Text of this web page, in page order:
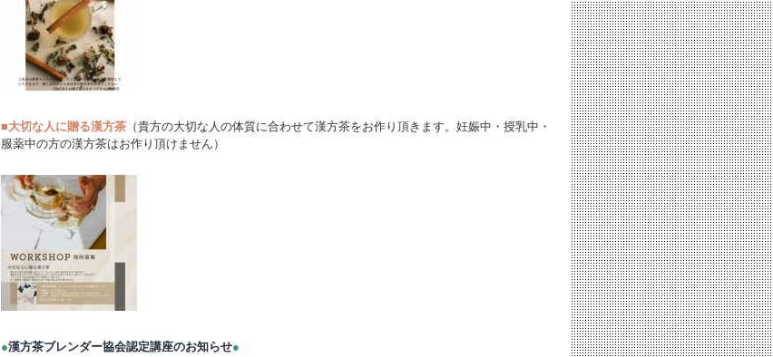
■大切な人に贈る漢方茶 （貴方の大切な人の体質に合わせて漢方茶をお作り頂きます。妊娠中・授乳中・
服薬中の方の漢方茶はお作り頂けません）
●漢方茶ブレンダー協会認定講座のお知らせ●